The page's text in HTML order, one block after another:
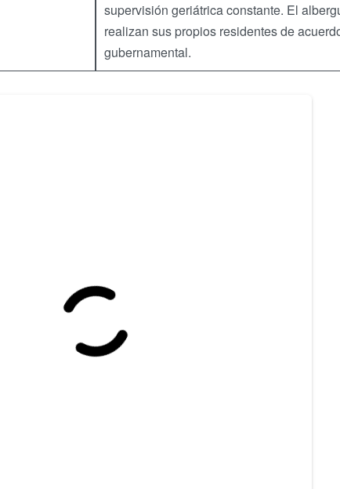
supervisión geriátrica constante. El
realizan sus propios residentes de
gubernamental.